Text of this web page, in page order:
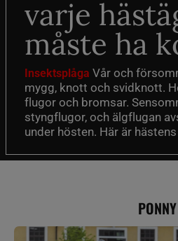
varje
måste ha
Insektsplåga Vår och
mygg, knott och svidknott.
flugor och bromsar.
styngflugor, och älgflugan
under hösten. Här är
PONNY